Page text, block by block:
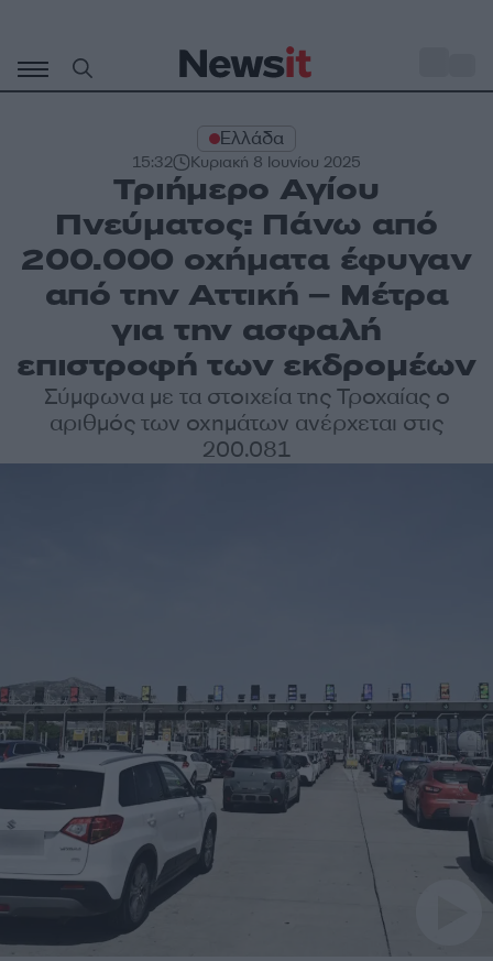
περιεχόμενο
Ελλάδα
15:32 Κυριακή 8 Ιουνίου 2025
Τριήμερο Αγίου
Πνεύματος: Πάνω από
200.000 οχήματα έφυγαν
από την Αττική – Mέτρα
για την ασφαλή
επιστροφή των εκδρομέων
Σύμφωνα με τα στοιχεία της Τροχαίας ο
αριθμός των οχημάτων ανέρχεται στις
200.081